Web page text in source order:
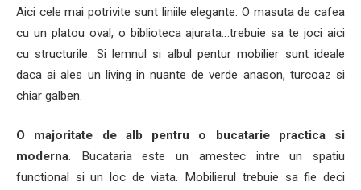
Aici cele mai potrivite sunt liniile elegante. O masuta de cafea
cu un platou oval, o biblioteca ajurata…trebuie sa te joci aici
cu structurile. Si lemnul si albul pentur mobilier sunt ideale
daca ai ales un living in nuante de verde anason, turcoaz si
chiar galben.
O majoritate de alb pentru o bucatarie practica si
moderna. Bucataria este un amestec intre un spatiu
functional si un loc de viata. Mobilierul trebuie sa fie deci